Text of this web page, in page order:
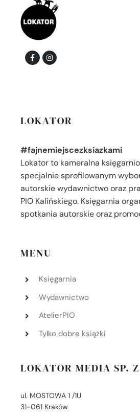
LOKATOR
#fajnemiejscezksiazkami
Lokator to kameralna
specjalnie sprofilowanym
autorskie wydawnictwo oraz
PIO Kalińskiego. Księgarnia
spotkania autorskie oraz
MENU
Księgarnia
Wydawnictwo
AtelierPIO
Tylko dobre książki
LOKATOR MEDIA SP.
ul. MOSTOWA 1 /1U
31-061 Kraków